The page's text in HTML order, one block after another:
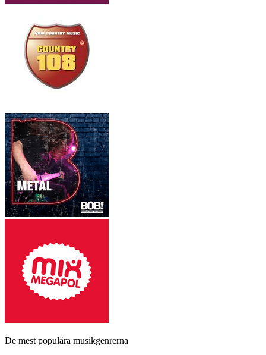
De mest populära musikgenrerna